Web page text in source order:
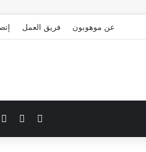
عن موهوبون فريق العمل
فيسبوك